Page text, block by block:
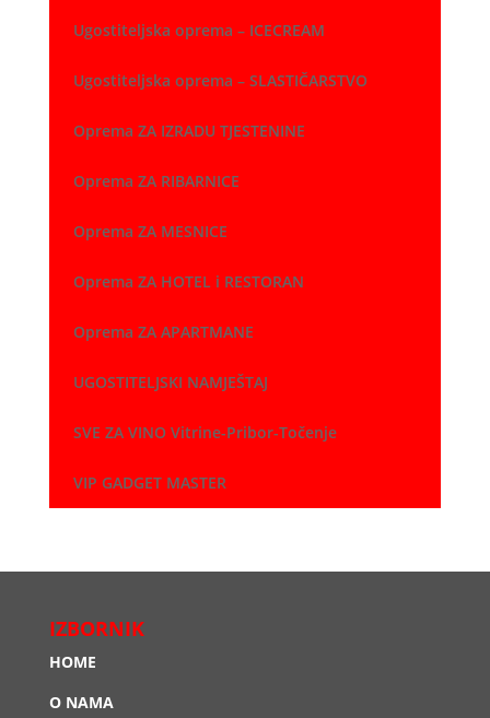
Ugostiteljska oprema – ICECREAM
Ugostiteljska oprema – SLASTIČARSTVO
Oprema ZA IZRADU TJESTENINE
Oprema ZA RIBARNICE
Oprema ZA MESNICE
Oprema ZA HOTEL i RESTORAN
Oprema ZA APARTMANE
UGOSTITELJSKI NAMJEŠTAJ
SVE ZA VINO Vitrine-Pribor-Točenje
VIP GADGET MASTER
IZBORNIK
HOME
O NAMA